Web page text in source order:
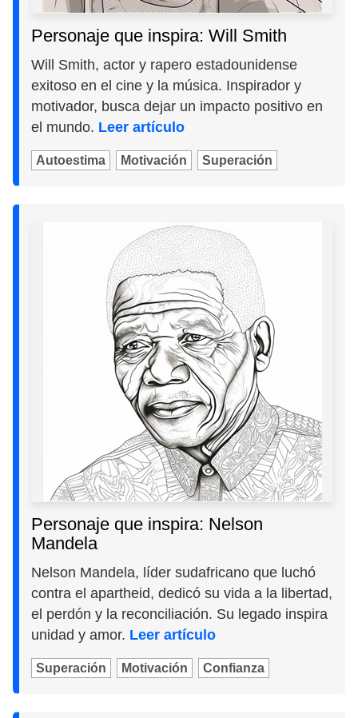
Personaje que inspira: Will Smith
Will Smith, actor y rapero estadounidense
exitoso en el cine y la música. Inspirador y
motivador, busca dejar un impacto positivo en
el mundo. Leer artículo
Autoestima Motivación Superación
Personaje que inspira: Nelson
Mandela
Nelson Mandela, líder sudafricano que luchó
contra el apartheid, dedicó su vida a la libertad,
el perdón y la reconciliación. Su legado inspira
unidad y amor. Leer artículo
Superación Motivación Confianza